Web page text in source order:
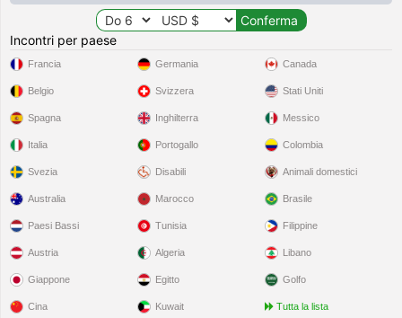
Incontri per paese
Francia
Belgio
Spagna
Italia
Svezia
Germania
Svizzera
Inghilterra
Portogallo
Disabili
Canada
Stati Uniti
Messico
Colombia
Animali domestici
Australia
Paesi Bassi
Austria
Giappone
Cina
Marocco
Tunisia
Algeria
Egitto
Kuwait
Brasile
Filippine
Libano
Golfo
Tutta la lista